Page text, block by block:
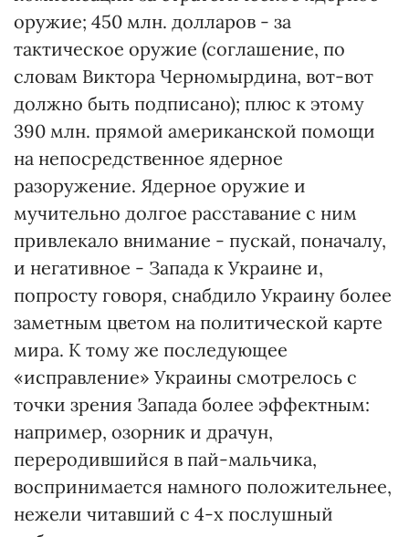
оружие; 450 млн. долларов - за
тактическое оружие (соглашение, по
словам Виктора Черномырдина, вот-вот
должно быть подписано); плюс к этому
390 млн. прямой американской помощи
на непосредственное ядерное
разоружение. Ядерное оружие и
мучительно долгое расставание с ним
привлекало внимание - пускай, поначалу,
и негативное - Запада к Украине и,
попросту говоря, снабдило Украину более
заметным цветом на политической карте
мира. К тому же последующее
«исправление» Украины смотрелось с
точки зрения Запада более эффектным:
например, озорник и драчун,
переродившийся в пай-мальчика,
воспринимается намного положительнее,
нежели читавший с 4-х послушный